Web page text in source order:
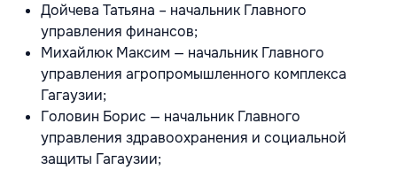
Дойчева Татьяна – начальник Главного
управления финансов;
Михайлюк Максим — начальник Главного
управления агропромышленного комплекса
Гагаузии;
Головин Борис — начальник Главного
управления здравоохранения и социальной
защиты Гагаузии;